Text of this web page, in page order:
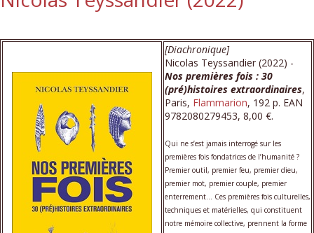
[Diachronique]
Nicolas Teyssandier (2022) -
Nos premières fois : 30
(pré)histoires extraordinaires,
Paris, Flammarion, 192 p. EAN
9782080279453, 8,00 €.
Qui ne s’est jamais interrogé sur les
premières fois fondatrices de l’humanité ?
Premier outil, premier feu, premier dieu,
premier mot, premier couple, premier
enterrement… Ces premières fois culturelles,
techniques et matérielles, qui constituent
notre mémoire collective, prennent la forme